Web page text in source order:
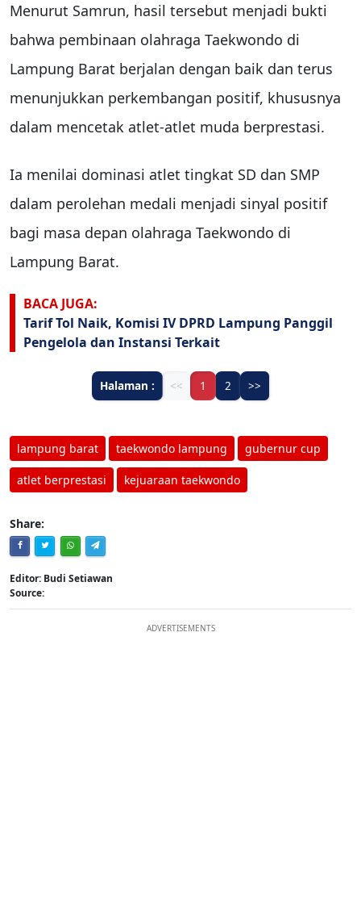
Menurut Samrun, hasil tersebut menjadi bukti
bahwa pembinaan olahraga Taekwondo di
Lampung Barat berjalan dengan baik dan terus
menunjukkan perkembangan positif, khususnya
dalam mencetak atlet-atlet muda berprestasi.
Ia menilai dominasi atlet tingkat SD dan SMP
dalam perolehan medali menjadi sinyal positif
bagi masa depan olahraga Taekwondo di
Lampung Barat.
BACA JUGA:
Tarif Tol Naik, Komisi IV DPRD Lampung Panggil
Pengelola dan Instansi Terkait
Halaman : << 1 2 >>
lampung barat taekwondo lampung gubernur cup
atlet berprestasi kejuaraan taekwondo
Share:
Editor: Budi Setiawan
Source:
ADVERTISEMENTS